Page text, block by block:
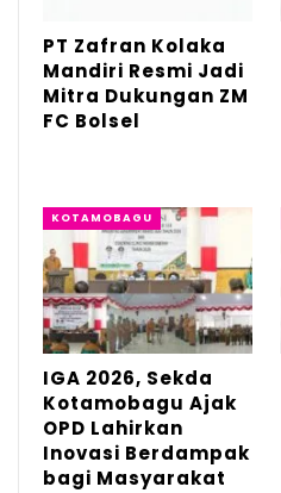
PT Zafran Kolaka
Mandiri Resmi Jadi
Mitra Dukungan ZM
FC Bolsel
KOTAMOBAGU
IGA 2026, Sekda
Kotamobagu Ajak
OPD Lahirkan
Inovasi Berdampak
bagi Masyarakat